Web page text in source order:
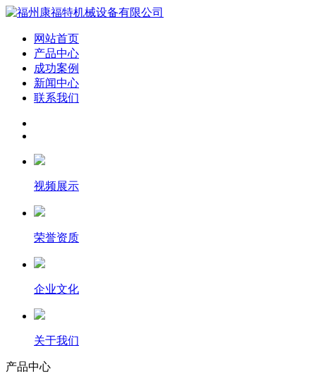
网站首页
产品中心
成功案例
新闻中心
联系我们
视频展示
荣誉资质
企业文化
关于我们
产品中心